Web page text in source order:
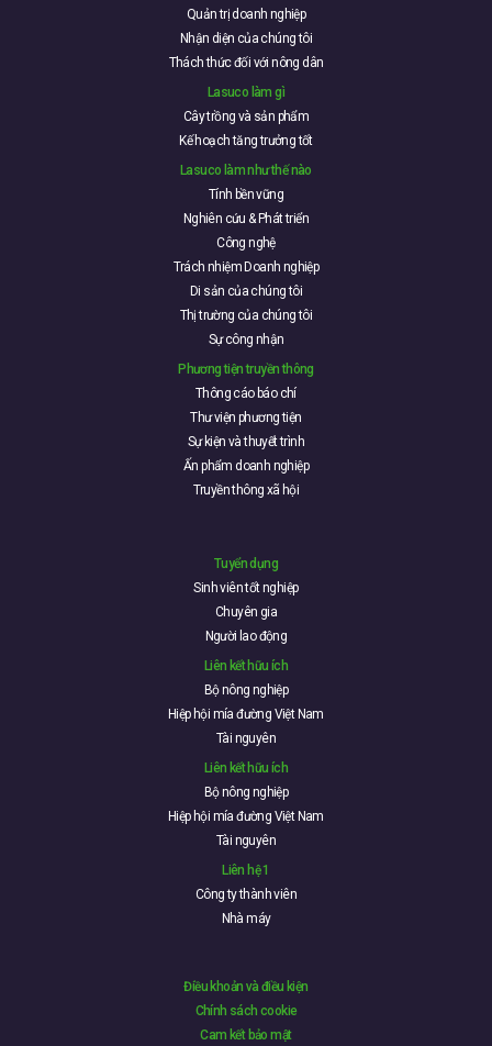
Quản trị doanh nghiệp
Nhận diện của chúng tôi
Thách thức đối với nông dân
Lasuco làm gì
Cây trồng và sản phẩm
Kế hoạch tăng trưởng tốt
Lasuco làm như thế nào
Tính bền vững
Nghiên cứu & Phát triển
Công nghệ
Trách nhiệm Doanh nghiệp
Di sản của chúng tôi
Thị trường của chúng tôi
Sự công nhận
Phương tiện truyền thông
Thông cáo báo chí
Thư viện phương tiện
Sự kiện và thuyết trình
Ấn phẩm doanh nghiệp
Truyền thông xã hội
Tuyển dụng
Sinh viên tốt nghiệp
Chuyên gia
Người lao động
Liên kết hữu ích
Bộ nông nghiệp
Hiệp hội mía đường Việt Nam
Tài nguyên
Liên kết hữu ích
Bộ nông nghiệp
Hiệp hội mía đường Việt Nam
Tài nguyên
Liên hệ 1
Công ty thành viên
Nhà máy
Điều khoản và điều kiện
Chính sách cookie
Cam kết bảo mật